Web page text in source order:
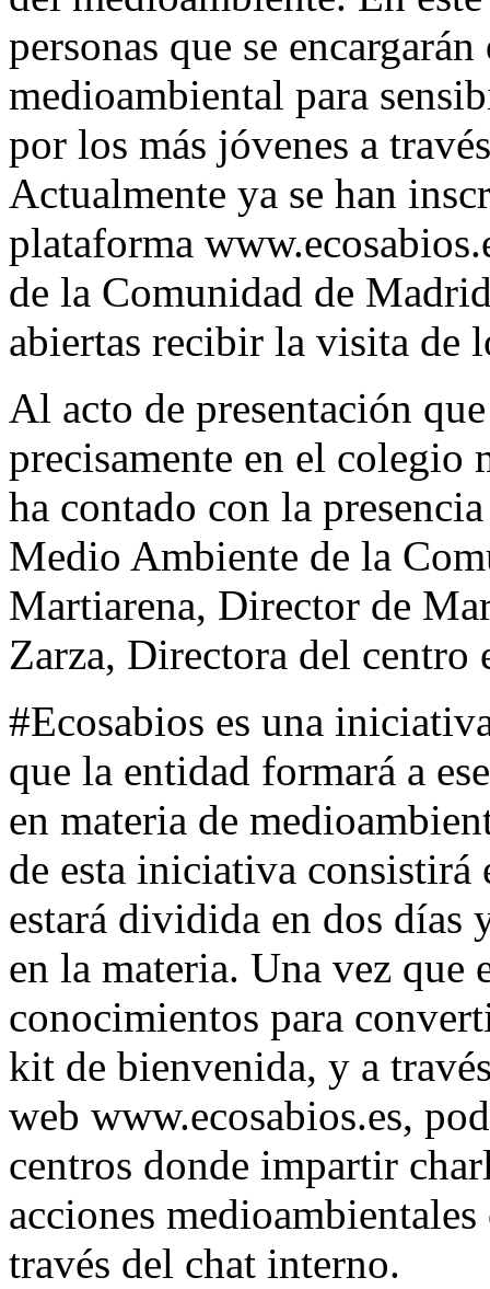
personas que se
medioambiental para
por los más jóvenes a
Actualmente ya se han
plataforma
de la Comunidad de
abiertas recibir la visita de
Al acto de presentación
precisamente en el
ha contado con la
Medio Ambiente de la
Martiarena, Director de
Zarza, Directora del centro
#Ecosabios es una
que la entidad formará a
en materia de
de esta iniciativa consistirá
estará dividida en dos días
en la materia. Una vez que
conocimientos para
kit de bienvenida, y a
web www.ecosabios.es,
centros donde impartir
acciones
través del chat interno.